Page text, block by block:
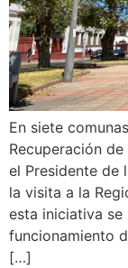
En siete
Recuperación
el Presidente de
la visita a la
esta iniciativa se
funcionamiento
[…]